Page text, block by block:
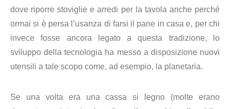
dove riporre stoviglie e arredi per la tavola anche perché
ormai si è persa l’usanza di farsi il pane in casa e, per chi
invece fosse ancora legato a questa tradizione, lo
sviluppo della tecnologia ha messo a disposizione nuovi
utensili a tale scopo come, ad esempio, la planetaria.
Se una volta era una cassa si legno (molte erano